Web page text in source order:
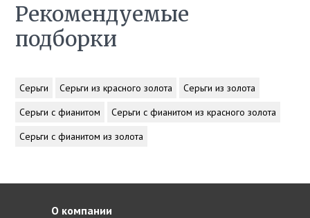
Рекомендуемые
подборки
Серьги Серьги из красного золота
Серьги из золота
Серьги с фианитом
Серьги с фианитом из красного золота
Серьги с фианитом из золота
О компании